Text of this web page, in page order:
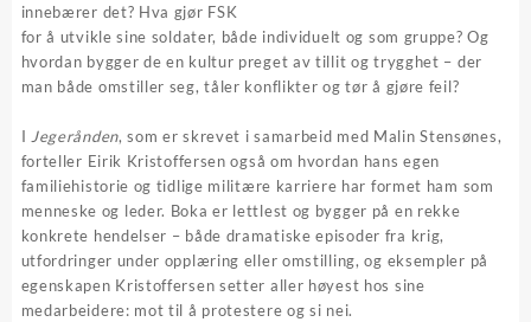
innebærer det? Hva gjør FSK
for å utvikle sine soldater, både individuelt og som gruppe? Og
hvordan bygger de en kultur preget av tillit og trygghet – der
man både omstiller seg, tåler konflikter og tør å gjøre feil?
I Jegerånden, som er skrevet i samarbeid med Malin Stensønes,
forteller Eirik Kristoffersen også om hvordan hans egen
familiehistorie og tidlige militære karriere har formet ham som
menneske og leder. Boka er lettlest og bygger på en rekke
konkrete hendelser – både dramatiske episoder fra krig,
utfordringer under opplæring eller omstilling, og eksempler på
egenskapen Kristoffersen setter aller høyest hos sine
medarbeidere: mot til å protestere og si nei.